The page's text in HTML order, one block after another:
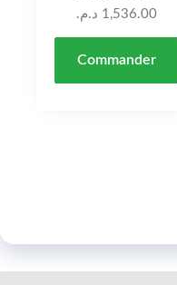
1,536.00 د.م.
Commander